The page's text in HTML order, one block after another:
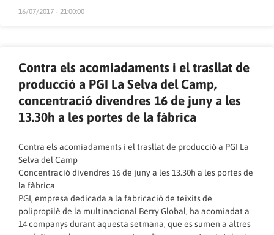
16/07/2017 - 21:00:00
Contra els acomiadaments i el trasllat de
producció a PGI La Selva del Camp,
concentració divendres 16 de juny a les
13.30h a les portes de la fàbrica
Contra els acomiadaments i el trasllat de producció a PGI La
Selva del Camp
Concentració divendres 16 de juny a les 13.30h a les portes de
la fàbrica
PGI, empresa dedicada a la fabricació de teixits de
polipropilè de la multinacional Berry Global, ha acomiadat a
14 companys durant aquesta setmana, que es sumen a altres